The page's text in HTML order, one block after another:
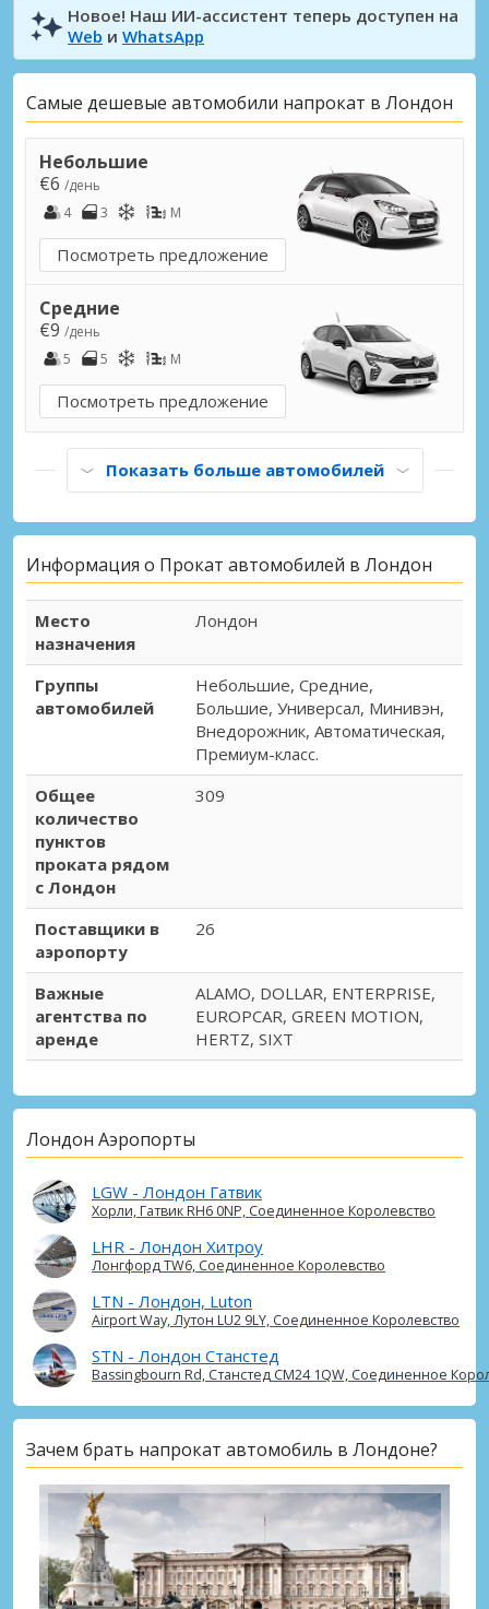
Лондон, Уэмбли Железнодорожная станция
Лондон, Уэмбли, Великобритания
Лондон, Юстон, Великобритания
Ньюбери Железнодорожная станция
Рейли Железнодорожная станция
Рейли, Великобритания
Лондон, Великобритания
Базилдон, Питси Город
Базилдон, Питси, Великобритания
Бишопс-Стортфорд Город
Бишопс-Стортфорд, Великобритания
Кемберли, Великобритания
Колчестер Город
Кроли Город
Кроли, Великобритания
Лондон, Баркинг
Лондон, Баркинг, Великобритания
Лондон, Барнет
Лондон, Барнет, Великобритания
Лондон, Баттерси-Воксхолл
Лондон, Бейсуотер
Лондон, Бейсуотер, Великобритания
Лондон, Бермондси
Лондон, Бермондси, Великобритания
Лондон, Блумсбери Город
Лондон, Блэкхит
Лондон, Блэкхит, Великобритания
Лондон, Боу
Лондон, Боу, Великобритания
Лондон, Брентфорд
Лондон, Ватерлоо, Великобритания
Лондон, Вудфорд Грин
Лондон, Вулидж, Великобритания
Лондон, Илфорд
Лондон, Илфорд, Великобритания
Новое! Наш ИИ-ассистент теперь доступен на
Web и WhatsApp
Самые дешевые автомобили напрокат в Лондон
Небольшие
€6 /день
4
3 M
Посмотреть предложение
Средние
€9 /день
5
5 M
Посмотреть предложение
Показать больше автомобилей
Информация о Прокат автомобилей в Лондон
Место
назначения
Лондон
Группы
автомобилей
Небольшие, Средние,
Большие, Универсал, Минивэн,
Внедорожник, Автоматическая,
Премиум-класс.
Общее
количество
пунктов
проката рядом
с Лондон
309
Поставщики в
аэропорту
26
Важные
агентства по
аренде
ALAMO, DOLLAR, ENTERPRISE,
EUROPCAR, GREEN MOTION,
HERTZ, SIXT
Лондон Аэропорты
LGW - Лондон Гатвик
Хорли, Гатвик RH6 0NP, Соединенное Королевство
LHR - Лондон Хитроу
Лонгфорд TW6, Соединенное Королевство
LTN - Лондон, Luton
Airport Way, Лутон LU2 9LY, Соединенное Королевство
STN - Лондон Станстед
Bassingbourn Rd, Станстед CM24 1QW, Соединенное
Зачем брать напрокат автомобиль в Лондоне?